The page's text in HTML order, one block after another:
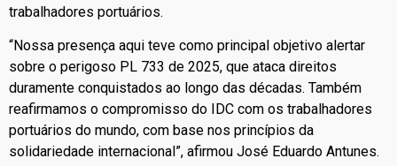
trabalhadores portuários.
“Nossa presença aqui teve como principal objetivo alertar
sobre o perigoso PL 733 de 2025, que ataca direitos
duramente conquistados ao longo das décadas. Também
reafirmamos o compromisso do IDC com os trabalhadores
portuários do mundo, com base nos princípios da
solidariedade internacional”, afirmou José Eduardo Antunes.